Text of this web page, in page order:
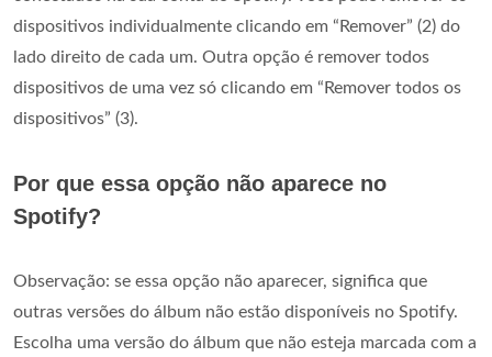
dispositivos individualmente clicando em “Remover” (2) do
lado direito de cada um. Outra opção é remover todos
dispositivos de uma vez só clicando em “Remover todos os
dispositivos” (3).
Por que essa opção não aparece no
Spotify?
Observação: se essa opção não aparecer, significa que
outras versões do álbum não estão disponíveis no Spotify.
Escolha uma versão do álbum que não esteja marcada com a